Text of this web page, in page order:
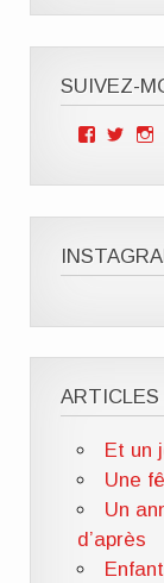
SUIVEZ-
Voir
de
de
Maman
Voir
de
Et un
Une
Un
d’après